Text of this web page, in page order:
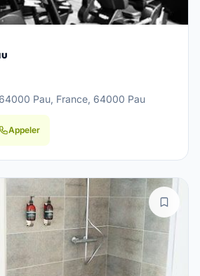
Pau, France, 64000 Pau
Appeler